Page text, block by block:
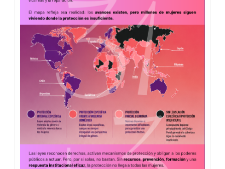
en
2025?